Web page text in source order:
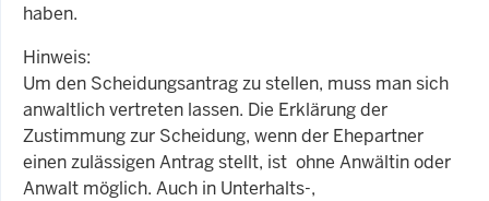
haben.
Hinweis:
Um den Scheidungsantrag zu stellen, muss man sich
anwaltlich vertreten lassen. Die Erklärung der
Zustimmung zur Scheidung, wenn der Ehepartner
einen zulässigen Antrag stellt, ist ohne Anwältin oder
Anwalt möglich. Auch in Unterhalts-,